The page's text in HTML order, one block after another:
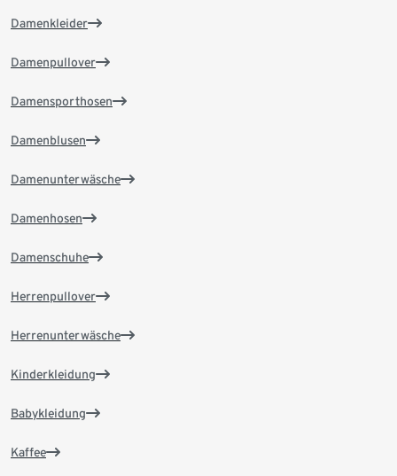
Damenkleider
Damenpullover
Damensporthosen
Damenblusen
Damenunterwäsche
Damenhosen
Damenschuhe
Herrenpullover
Herrenunterwäsche
Kinderkleidung
Babykleidung
Kaffee